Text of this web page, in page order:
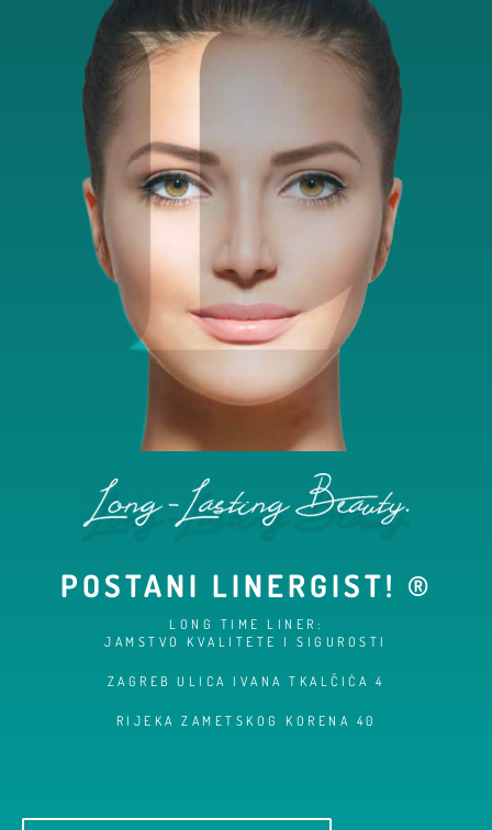
POSTANI LINERGIST! ®
LONG TIME LINER:
JAMSTVO KVALITETE I SIGUROSTI
ZAGREB ULICA IVANA TKALČIĆA 4
RIJEKA ZAMETSKOG KORENA 40